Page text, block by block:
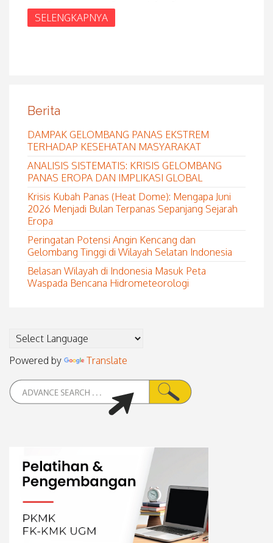
SELENGKAPNYA
Berita
DAMPAK GELOMBANG PANAS EKSTREM
TERHADAP KESEHATAN MASYARAKAT
ANALISIS SISTEMATIS: KRISIS GELOMBANG
PANAS EROPA DAN IMPLIKASI GLOBAL
Krisis Kubah Panas (Heat Dome): Mengapa Juni
2026 Menjadi Bulan Terpanas Sepanjang Sejarah
Eropa
Peringatan Potensi Angin Kencang dan
Gelombang Tinggi di Wilayah Selatan Indonesia
Belasan Wilayah di Indonesia Masuk Peta
Waspada Bencana Hidrometeorologi
Powered by Translate